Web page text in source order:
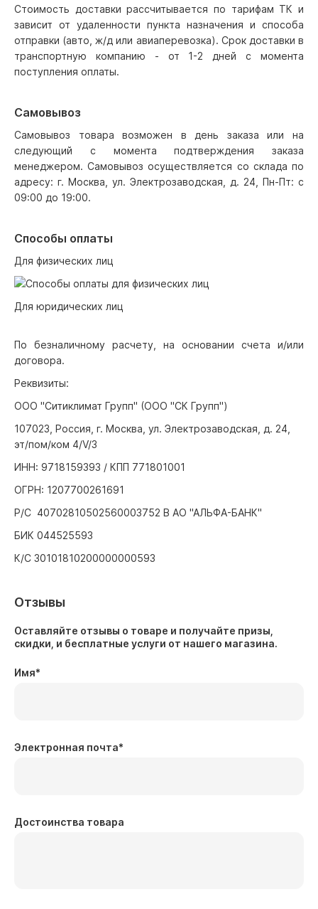
Стоимость доставки рассчитывается по тарифам ТК и
зависит от удаленности пункта назначения и способа
отправки (авто, ж/д или авиаперевозка). Срок доставки в
транспортную компанию - от 1-2 дней с момента
поступления оплаты.
Самовывоз
Самовывоз товара возможен в день заказа или на
следующий с момента подтверждения заказа
менеджером. Самовывоз осуществляется со склада по
адресу: г. Москва, ул. Электрозаводская, д. 24, Пн-Пт: с
09:00 до 19:00.
Способы оплаты
Для физических лиц
Для юридических лиц
По безналичному расчету, на основании счета и/или
договора.
Реквизиты:
ООО "Ситиклимат Групп" (ООО "СК Групп")
107023, Россия, г. Москва, ул. Электрозаводская, д. 24,
эт/пом/ком 4/V/3
ИНН: 9718159393 / КПП 771801001
ОГРН: 1207700261691
Р/С 40702810502560003752 В АО "АЛЬФА-БАНК"
БИК 044525593
К/С 30101810200000000593
Отзывы
Оставляйте отзывы о товаре и получайте призы,
скидки, и бесплатные услуги от нашего магазина.
Имя*
Электронная почта*
Достоинства товара